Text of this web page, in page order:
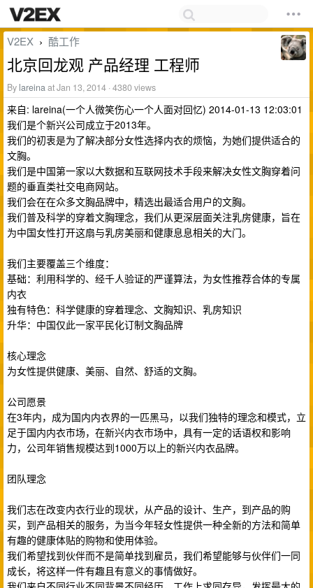
V2EX › 酷工作
北京回龙观 产品经理 工程师
By lareinaat Jan 13, 2014 · 4380 views
来自: lareina(一个人微笑伤心一个人面对回忆) 2014-01-13 12:03:01
我们是个新兴公司成立于2013年。
我们的初衷是为了解决部分女性选择内衣的烦恼，为她们提供适合的
文胸。
我们是中国第一家以大数据和互联网技术手段来解决女性文胸穿着问
题的垂直类社交电商网站。
我们会在在众多文胸品牌中，精选出最适合用户的文胸。
我们普及科学的穿着文胸理念，我们从更深层面关注乳房健康，旨在
为中国女性打开这扇与乳房美丽和健康息息相关的大门。
我们主要覆盖三个维度：
基础：利用科学的、经千人验证的严谨算法，为女性推荐合体的专属
内衣
独有特色：科学健康的穿着理念、文胸知识、乳房知识
升华：中国仅此一家平民化订制文胸品牌
核心理念
为女性提供健康、美丽、自然、舒适的文胸。
公司愿景
在3年内，成为国内内衣界的一匹黑马，以我们独特的理念和模式，立
足于国内内衣市场，在新兴内衣市场中，具有一定的话语权和影响
力，公司年销售规模达到1000万以上的新兴内衣品牌。
团队理念
我们志在改变内衣行业的现状，从产品的设计、生产，到产品的购
买，到产品相关的服务，为当今年轻女性提供一种全新的方法和简单
有趣的健康体贴的购物和使用体验。
我们希望找到伙伴而不是简单找到雇员，我们希望能够与伙伴们一同
成长，将这样一件有趣且有意义的事情做好。